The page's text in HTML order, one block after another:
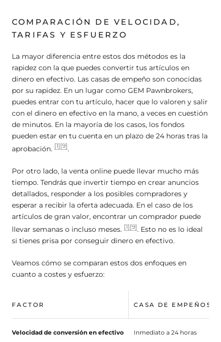
COMPARACIÓN DE VELOCIDAD,
TARIFAS Y ESFUERZO
La mayor diferencia entre estos dos métodos es la
rapidez con la que puedes convertir tus artículos en
dinero en efectivo. Las casas de empeño son conocidas
por su rapidez. En un lugar como GEM Pawnbrokers,
puedes entrar con tu artículo, hacer que lo valoren y salir
con el dinero en efectivo en la mano, a veces en cuestión
de minutos. En la mayoría de los casos, los fondos
pueden estar en tu cuenta en un plazo de 24 horas tras la
aprobación. [1] [9] .
Por otro lado, la venta online puede llevar mucho más
tiempo. Tendrás que invertir tiempo en crear anuncios
detallados, responder a los posibles compradores y
esperar a recibir la oferta adecuada. En el caso de los
artículos de gran valor, encontrar un comprador puede
llevar semanas o incluso meses. [1][9]. Esto no es lo ideal
si tienes prisa por conseguir dinero en efectivo.
Veamos cómo se comparan estos dos enfoques en
cuanto a costes y esfuerzo:
FACTOR CASA DE EMPEÑOS
Velocidad de conversión en efectivo Inmediato a 24 horas